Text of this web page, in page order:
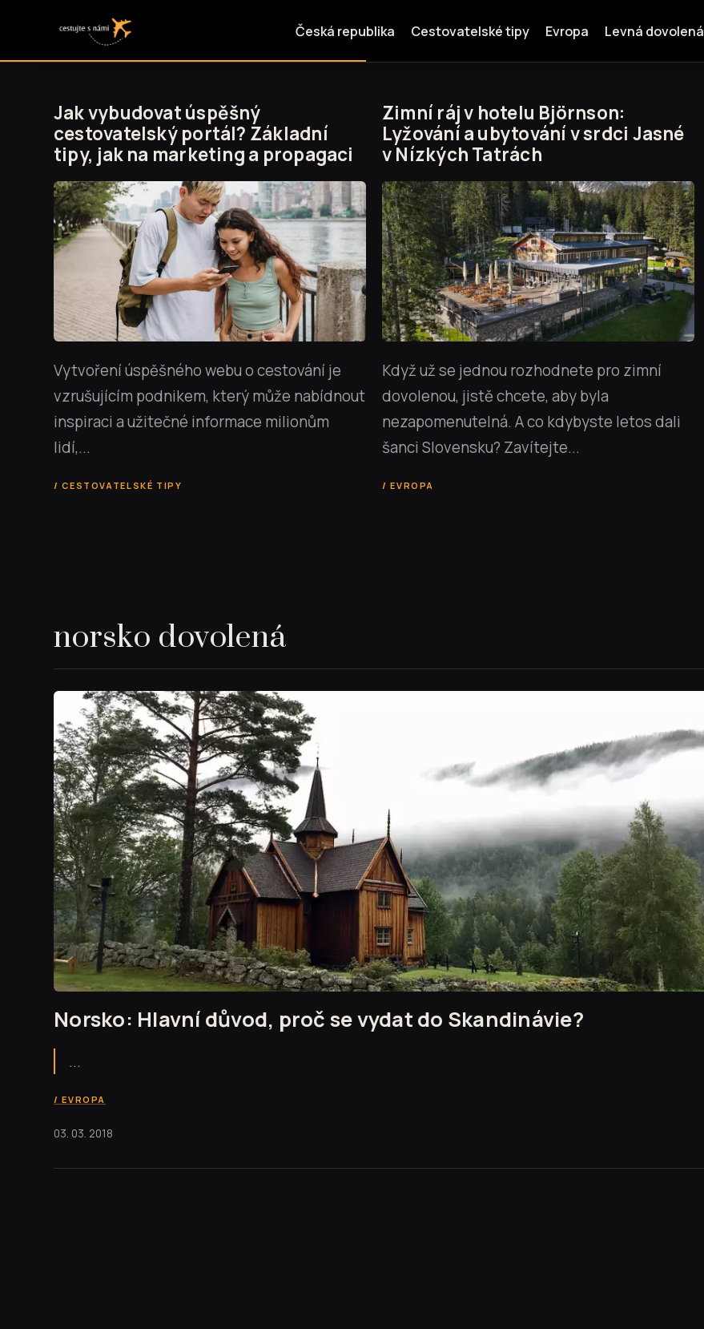
Česká republika Cestovatelské tipy Evropa Levná dovolená
Jak vybudovat úspěšný
cestovatelský portál? Základní
tipy, jak na marketing a propagaci
Vytvoření úspěšného webu o cestování je
vzrušujícím podnikem, který může nabídnout
inspiraci a užitečné informace milionům
lidí,...
CESTOVATELSKÉ TIPY
Zimní ráj v hotelu Björnson:
Lyžování a ubytování v srdci Jasné
v Nízkých Tatrách
Když už se jednou rozhodnete pro zimní
dovolenou, jistě chcete, aby byla
nezapomenutelná. A co kdybyste letos dali
šanci Slovensku? Zavítejte...
EVROPA
norsko dovolená
Norsko: Hlavní důvod, proč se vydat do Skandinávie?
...
EVROPA
03. 03. 2018